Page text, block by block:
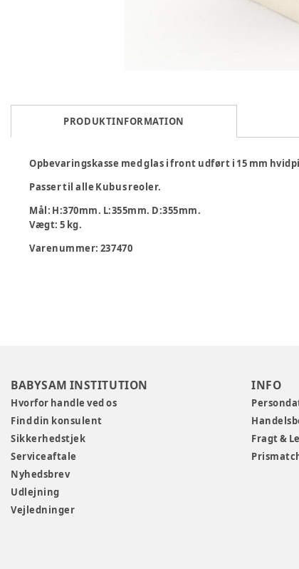
PRODUKTINFORMATION
Opbevaringskasse med glas i front udført i 15 mm
Passer til alle Kubus reoler.
Mål: H:370mm. L:355mm. D:355mm.
Vægt: 5 kg.
Varenummer: 237470
BABYSAM INSTITUTION
Hvorfor handle ved os
Find din konsulent
Sikkerhedstjek
Serviceaftale
Nyhedsbrev
Udlejning
Vejledninger
INFO
Fragt &